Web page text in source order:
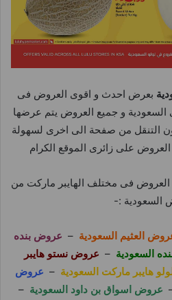
بعرض احدث و اقوى العروض فى
السعودية و جميع العروض يتم عرضها
التنقل من صفحة الى اخرى لسهولة
على زائرى الموقع الكرام
العروض فى مختلف الهايبر ماركت من
السعودية :-
العثيم السعودية – عروض بنده
السعودية – عروض نستو هايبر
هايبر ماركت السعودية – عروض
عروض اسواق بن داود السعودية –